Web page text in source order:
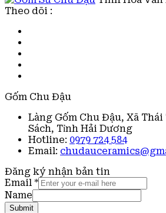
Theo dõi :
Gốm Chu Đậu
Làng Gốm Chu Đậu, Xã Thái
Sách, Tỉnh Hải Dương
Hotline: 0979 724 584
Email:
Đăng ký nhận bản tin
Email *
Name
Submit